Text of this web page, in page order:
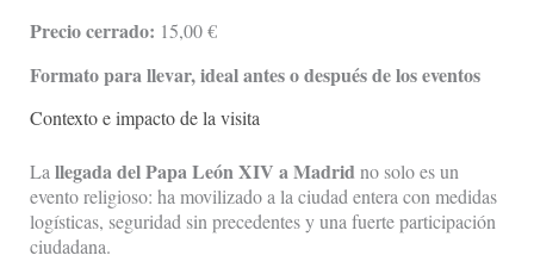
Precio cerrado: 15,00 €
Formato para llevar, ideal antes o después de los eventos
Contexto e impacto de la visita
La llegada del Papa León XIV a Madrid no solo es un
evento religioso: ha movilizado a la ciudad entera con medidas
logísticas, seguridad sin precedentes y una fuerte participación
ciudadana.